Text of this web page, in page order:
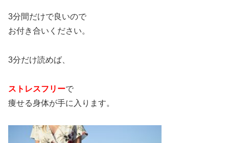
3分間だけで良いので
お付き合いください。
3分だけ読めば、
ストレスフリーで
痩せる身体が手に入ります。